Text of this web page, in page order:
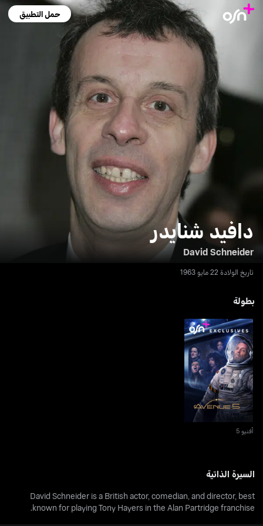
حمل التطبيق
دافيد شنايدر
David Schneider
تاريخ الولادة 22 مايو 1963
بطولة
آفنيو 5
آفنيو 5
السيرة الذاتية
David Schneider is a British actor, comedian, and director, best
known for playing Tony Hayers in the Alan Partridge franchise.